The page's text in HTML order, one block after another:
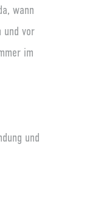
wann
und vor
im
und